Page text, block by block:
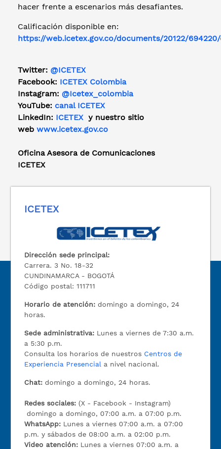
hacer frente a escenarios más desafiantes.
Calificación disponible en:
https://web.icetex.gov.co/documents/20122/
Twitter: @ICETEX
Facebook: ICETEX Colombia
Instagram: @Icetex_colombia
YouTube: canal ICETEX
LinkedIn: ICETEX y nuestro sitio
web www.icetex.gov.co
Oficina Asesora de Comunicaciones
ICETEX
ICETEX
Dirección sede principal:
Carrera. 3 No. 18-32
CUNDINAMARCA - BOGOTÁ
Código postal: 111711
Horario de atención: domingo a domingo, 24
horas.
Sede administrativa: Lunes a viernes de 7:30 a.m.
a 5:30 p.m.
Consulta los horarios de nuestros Centros de
Experiencia Presencial a nivel nacional.
Chat: domingo a domingo, 24 horas.
Redes sociales: (X - Facebook - Instagram)
domingo a domingo, 07:00 a.m. a 07:00 p.m.
WhatsApp: Lunes a viernes 07:00 a.m. a 07:00
p.m. y sábados de 08:00 a.m. a 02:00 p.m.
Video atención: Lunes a viernes 07:00 a.m. a